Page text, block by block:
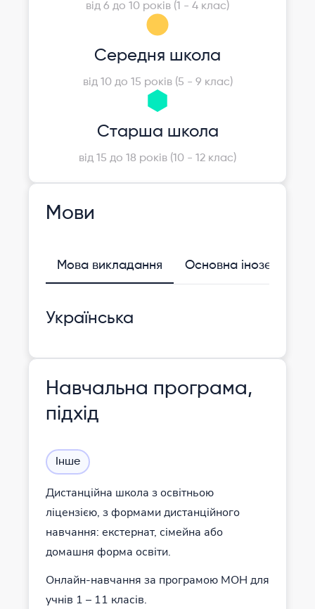
від 6 до 10 років (1 - 4 клас)
Середня школа
від 10 до 15 років (5 - 9 клас)
Старша школа
від 15 до 18 років (10 - 12 клас)
Мови
Мова викладання Основна іноземна
Українська
Навчальна програма,
підхід
Інше
Дистанційна школа з освітньою
ліцензією, з формами дистанційного
навчання: екстернат, сімейна або
домашня форма освіти.
Онлайн-навчання за програмою МОН для
учнів 1 – 11 класів.